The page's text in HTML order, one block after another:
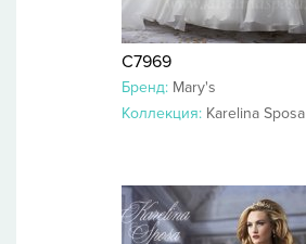
C7969
Бренд: Mary's
Коллекция: Karelina Sposa